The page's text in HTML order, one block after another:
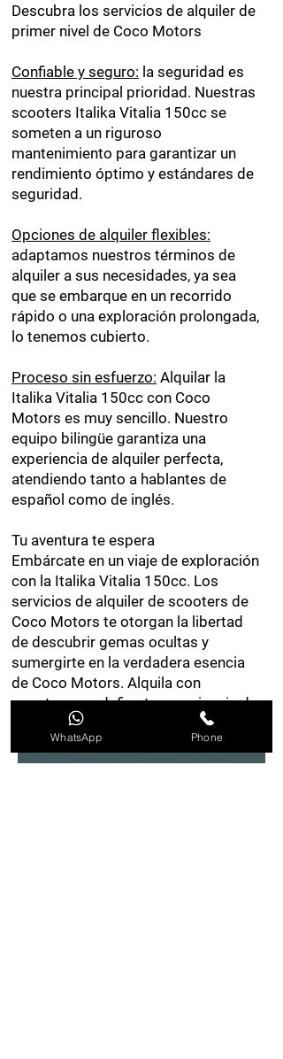
Descubra los servicios de alquiler de
primer nivel de Coco Motors
Confiable y seguro: la seguridad es
nuestra principal prioridad. Nuestras
scooters Italika Vitalia 150cc se
someten a un riguroso
mantenimiento para garantizar un
rendimiento óptimo y estándares de
seguridad.
Opciones de alquiler flexibles:
adaptamos nuestros términos de
alquiler a sus necesidades, ya sea
que se embarque en un recorrido
rápido o una exploración prolongada,
lo tenemos cubierto.
Proceso sin esfuerzo: Alquilar la
Italika Vitalia 150cc con Coco
Motors es muy sencillo. Nuestro
equipo bilingüe garantiza una
experiencia de alquiler perfecta,
atendiendo tanto a hablantes de
español como de inglés.
Tu aventura te espera
Embárcate en un viaje de exploración
con la Italika Vitalia 150cc. Los
servicios de alquiler de scooters de
Coco Motors te otorgan la libertad
de descubrir gemas ocultas y
sumergirte en la verdadera esencia
de Coco Motors. Alquila con
nosotros y redefine tu experiencia de
WhatsApp Phone